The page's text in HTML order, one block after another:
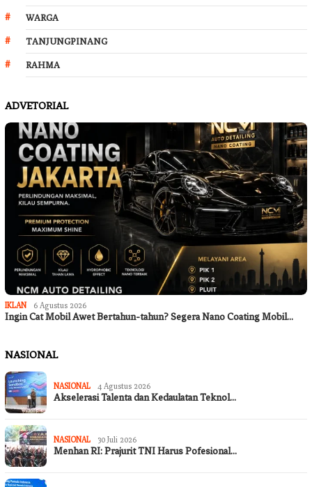
WARGA
TANJUNGPINANG
RAHMA
ADVETORIAL
IKLAN 6 Agustus 2026
Ingin Cat Mobil Awet Bertahun-tahun? Segera Nano Coating Mobil…
NASIONAL
NASIONAL 4 Agustus 2026
Akselerasi Talenta dan Kedaulatan Teknol…
NASIONAL 30 Juli 2026
Menhan RI: Prajurit TNI Harus Pofesional…